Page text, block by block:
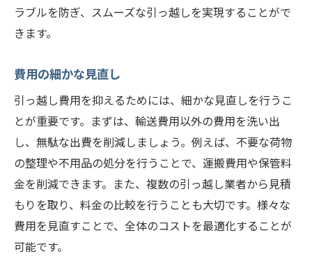
ラブルを防ぎ、スムーズな引っ越しを実現することがで
きます。
費用の細かな見直し
引っ越し費用を抑えるためには、細かな見直しを行うこ
とが重要です。まずは、輸送費用以外の費用を洗い出
し、無駄な出費を削減しましょう。例えば、不要な荷物
の整理や不用品の処分を行うことで、運搬費用や保管料
金を削減できます。また、複数の引っ越し業者から見積
もりを取り、料金の比較を行うことも大切です。様々な
費用を見直すことで、全体のコストを最適化することが
可能です。